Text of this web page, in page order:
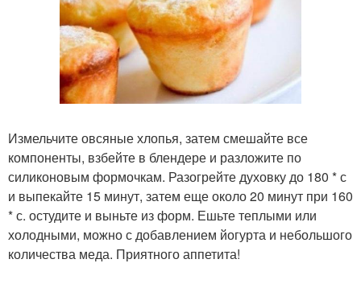
Измельчите овсяные хлопья, затем смешайте все
компоненты, взбейте в блендере и разложите по
силиконовым формочкам. Разогрейте духовку до 180 * с
и выпекайте 15 минут, затем еще около 20 минут при 160
* с. остудите и выньте из форм. Ешьте теплыми или
холодными, можно с добавлением йогурта и небольшого
количества меда. Приятного аппетита!